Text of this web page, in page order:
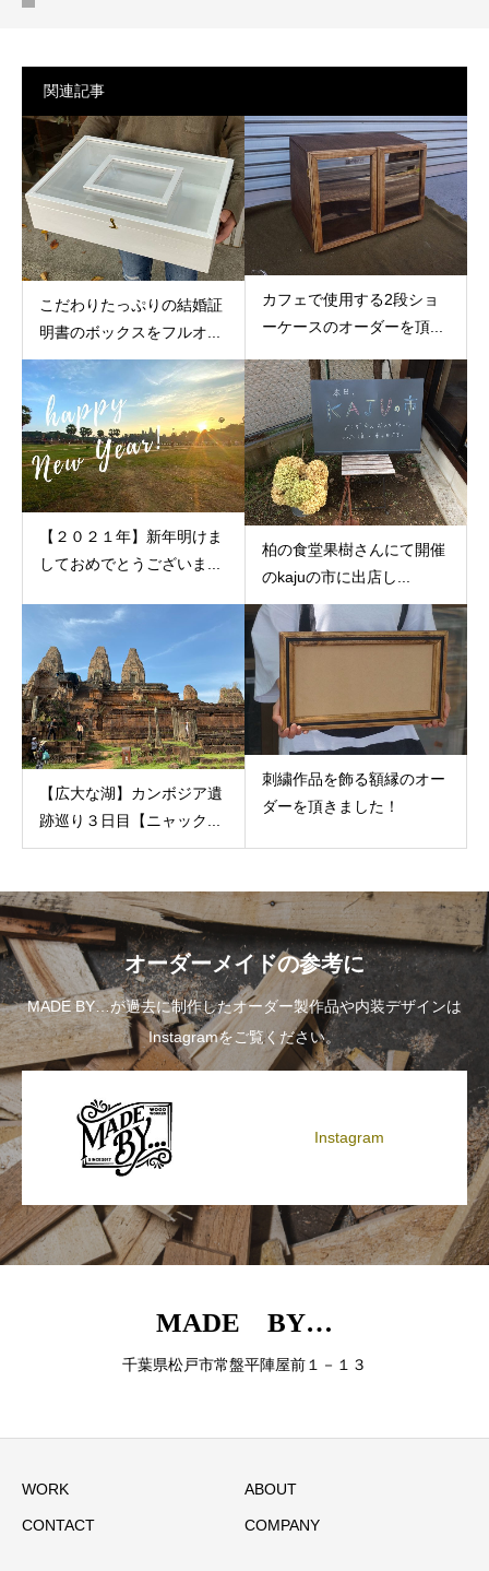
関連記事
こだわりたっぷりの結婚証
明書のボックスをフルオ...
カフェで使用する2段ショ
ーケースのオーダーを頂...
【２０２１年】新年明けま
しておめでとうございま...
柏の食堂果樹さんにて開催
のkajuの市に出店し...
【広大な湖】カンボジア遺
跡巡り３日目【ニャック...
刺繍作品を飾る額縁のオー
ダーを頂きました！
オーダーメイドの参考に
MADE BY…が過去に制作したオーダー製作品や内装デザインは
Instagramをご覧ください。
Instagram
MADE BY…
千葉県松戸市常盤平陣屋前１－１３
WORK ABOUT
CONTACT COMPANY